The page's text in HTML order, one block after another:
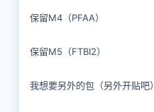
保留M4（PFAA）
保留M5（FTBI2）
我想要另外的包（另外开贴吧）